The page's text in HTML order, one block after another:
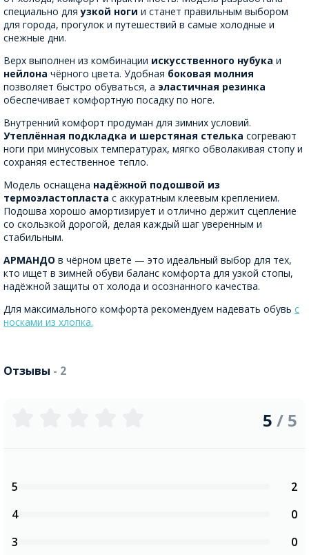
специально дляузкой ноги и станет правильным выбором
для города, прогулок и путешествий в самые холодные и
снежные дни.
Верх выполнен из комбинации искусственного нубука и
нейлона чёрного цвета. Удобная боковая молния
позволяет быстро обуваться, а эластичная резинка
обеспечивает комфортную посадку по ноге.
Внутренний комфорт продуман для зимних условий.
Утеплённая подкладка и шерстяная стелька согревают
ноги при минусовых температурах, мягко обволакивая стопу и
сохраняя естественное тепло.
Модель оснащена надёжной подошвой из
термоэластопласта с аккуратным клеевым креплением.
Подошва хорошо амортизирует и отлично держит сцепление
со скользкой дорогой, делая каждый шаг уверенным и
стабильным.
АРМАНДО в чёрном цвете — это идеальный выбор для тех,
кто ищет в зимней обуви баланс комфорта для узкой стопы,
надёжной защиты от холода и осознанного качества.
Для максимального комфорта рекомендуем надевать обувь с
носками из хлопка.
Отзывы - 2
5 / 5
5
2
4
0
3
0